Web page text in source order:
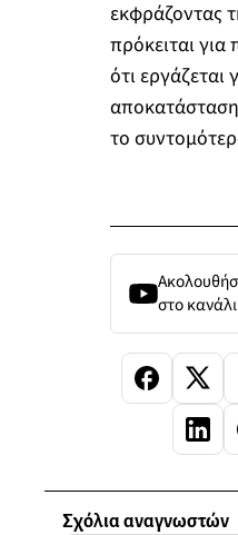
εκφράζοντας
πρόκειται
ότι εργάζεται
το
στο
Σχόλια αναγνωστών